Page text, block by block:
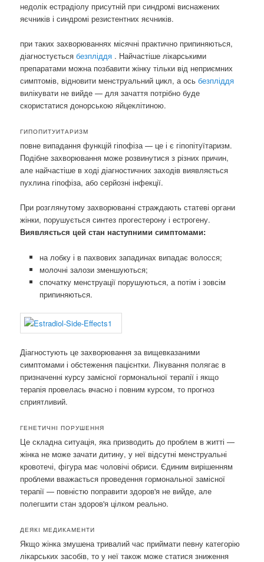
недолік естрадіолу присутній при синдромі виснажених
яєчників і синдромі резистентних яєчників.
при таких захворюваннях місячні практично припиняються,
діагностуєтьсябезпліддя . Найчастіше лікарськими
препаратами можна позбавити жінку тільки від неприємних
симптомів, відновити менструальний цикл, а осьбезпліддя
вилікувати не вийде — для зачаття потрібно буде
скористатися донорською яйцеклітиною.
ГИПОПИТУИТАРИЗМ
повне випадання функцій гіпофіза — це і є гіпопітуїтаризм.
Подібне захворювання може розвинутися з різних причин,
але найчастіше в ході діагностичних заходів виявляється
пухлина гіпофіза, або серйозні інфекції.
При розглянутому захворюванні страждають статеві органи
жінки, порушується синтез прогестерону і естрогену.
Виявляється цей стан наступними симптомами:
на лобку і в пахвових западинах випадає волосся;
молочні залози зменшуються;
спочатку менструації порушуються, а потім і зовсім
припиняються.
Діагностують це захворювання за вищевказаними
симптомами і обстеження пацієнтки. Лікування полягає в
призначенні курсу замісної гормональної терапії і якщо
терапія провелась вчасно і повним курсом, то прогноз
сприятливий.
ГЕНЕТИЧНІ ПОРУШЕННЯ
Це складна ситуація, яка призводить до проблем в житті —
жінка не може зачати дитину, у неї відсутні менструальні
кровотечі, фігура має чоловічі обриси. Єдиним вирішенням
проблеми вважається проведення гормональної замісної
терапії — повністю поправити здоров'я не вийде, але
полегшити стан здоров'я цілком реально.
ДЕЯКІ МЕДИКАМЕНТИ
Якщо жінка змушена тривалий час приймати певну категорію
лікарських засобів, то у неї також може статися зниження